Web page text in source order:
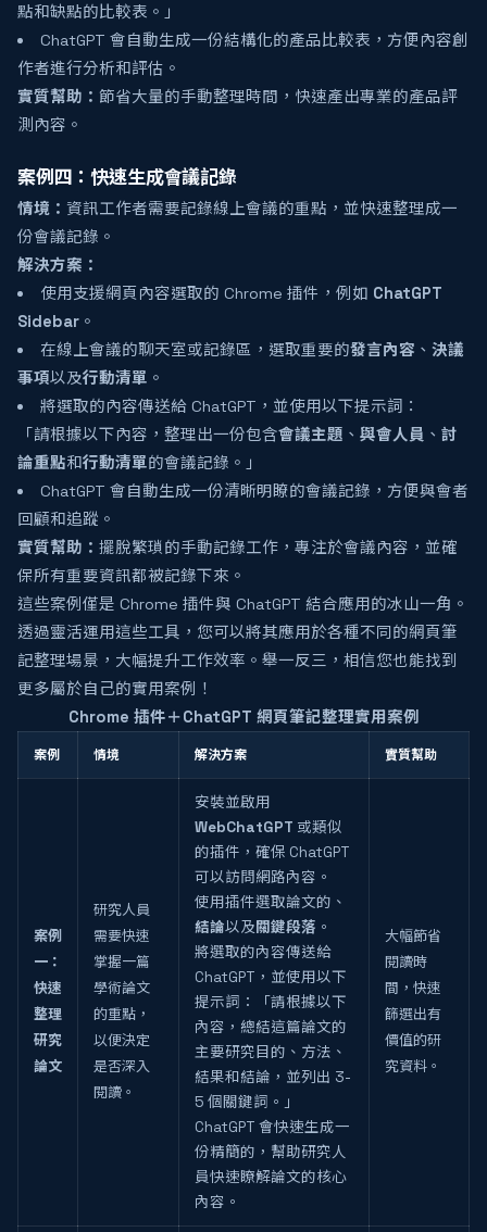
點和缺點的比較表。」
ChatGPT 會自動生成一份結構化的產品比較表，方便內容創
作者進行分析和評估。
實質幫助： 節省大量的手動整理時間，快速產出專業的產品評
測內容。
案例四：快速生成會議記錄
情境： 資訊工作者需要記錄線上會議的重點，並快速整理成一
份會議記錄。
解決方案：
使用支援網頁內容選取的 Chrome 插件，例如 ChatGPT
Sidebar 。
在線上會議的聊天室或記錄區，選取重要的發言內容 、 決議
事項以及行動清單 。
將選取的內容傳送給 ChatGPT，並使用以下提示詞：
「請根據以下內容，整理出一份包含會議主題 、 與會人員 、 討
論重點和行動清單的會議記錄。」
ChatGPT 會自動生成一份清晰明瞭的會議記錄，方便與會者
回顧和追蹤。
實質幫助： 擺脫繁瑣的手動記錄工作，專注於會議內容，並確
保所有重要資訊都被記錄下來。
這些案例僅是 Chrome 插件與 ChatGPT 結合應用的冰山一角。
透過靈活運用這些工具，您可以將其應用於各種不同的網頁筆
記整理場景，大幅提升工作效率。舉一反三，相信您也能找到
更多屬於自己的實用案例！
Chrome 插件＋ChatGPT 網頁筆記整理實用案例
案例 情境 解決方案 實質幫助
案例
一：
快速
整理
研究
論文
研究人員
需要快速
掌握一篇
學術論文
的重點，
以便決定
是否深入
閱讀。
安裝並啟用
WebChatGPT 或類似
的插件，確保 ChatGPT
可以訪問網路內容。
使用插件選取論文的 、
結論以及關鍵段落 。
將選取的內容傳送給
ChatGPT，並使用以下
提示詞：「請根據以下
內容，總結這篇論文的
主要研究目的、方法、
結果和結論，並列出 3-
5 個關鍵詞。」
ChatGPT 會快速生成一
份精簡的，幫助研究人
員快速瞭解論文的核心
內容。
大幅節省
閱讀時
間，快速
篩選出有
價值的研
究資料。